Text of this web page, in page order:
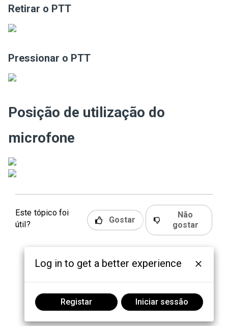
Retirar o PTT
Pressionar o PTT
Posição de utilização do
microfone
Este tópico foi
útil?
Gostar
Não
gostar
Log in to get a better experience
Registar Iniciar sessão